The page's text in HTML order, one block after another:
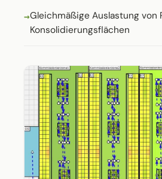
Gleichmäßige Auslastung von
Konsolidierungsflächen